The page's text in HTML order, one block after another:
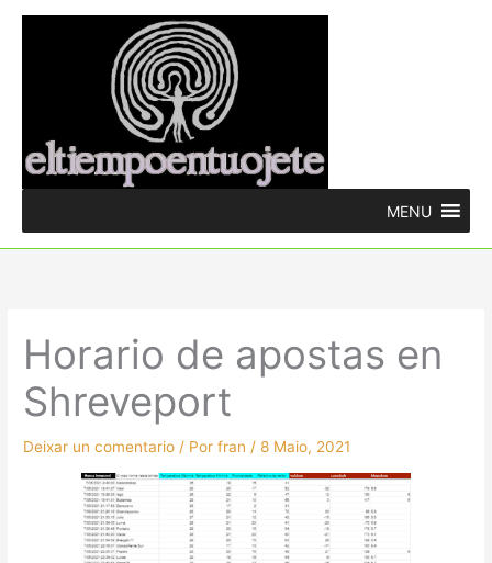
MENU
Horario de apostas en
Shreveport
Deixar un comentario / Porfran/8 Maio, 2021